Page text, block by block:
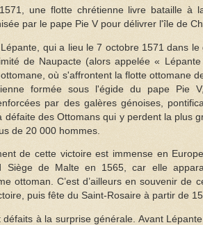
une flotte chrétienne livre bataille à
par le pape Pie V pour délivrer l'île de
qui a lieu le 7 octobre 1571 dans
de Naupacte (alors appelée «
où s'affrontent la flotte ottomane
formée sous l'égide du pape Pie
par des galères génoises,
défaite des Ottomans qui y perdent la plus
de 20 000 hommes.
de cette victoire est immense en
Siège de Malte en 1565, car elle
ottoman. C’est d’ailleurs en souvenir
puis fête du Saint-Rosaire à partir de
défaits à la surprise générale. Avant